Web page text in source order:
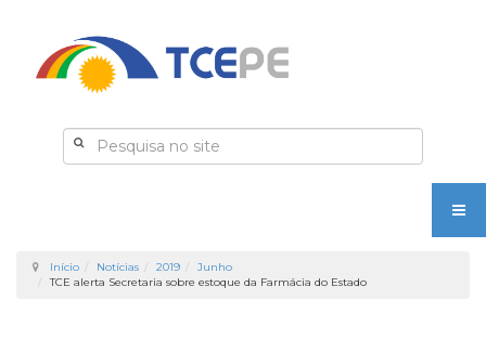
Início Notícias 2019
Junho
TCE alerta Secretaria sobre estoque da Farmácia do Estado